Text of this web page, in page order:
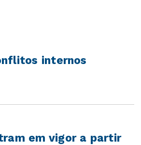
internos
em vigor a partir